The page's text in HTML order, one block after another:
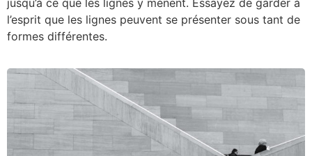
l’esprit que les lignes peuvent se présenter sous tant de
formes différentes.